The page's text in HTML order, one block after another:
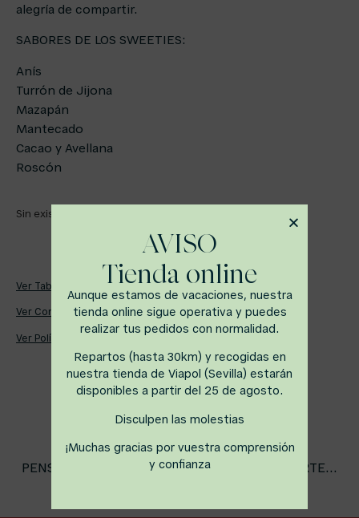
alegría de compartir.
SABORES DE LOS SWEETIES:
Anís
Turrón de Jijona
Mazapán
Mantecado
Cacao y Avellana
Roscón
Sin existencias
Ver Tabla de Alérgenos
Ver Condiciones de Reparto
Ver Política de Devoluciones, Cambios y Cancelaciones
PENSAMOS QUE TAMBIÉN PODRÍA INTERESARTE...
AVISO
Tienda online
Aunque estamos de vacaciones, nuestra
tienda online sigue operativa y puedes
realizar tus pedidos con normalidad.
Repartos (hasta 30km) y recogidas en
nuestra tienda de Viapol (Sevilla) estarán
disponibles a partir del 25 de agosto.
Disculpen las molestias
¡Muchas gracias por vuestra comprensión
y confianza